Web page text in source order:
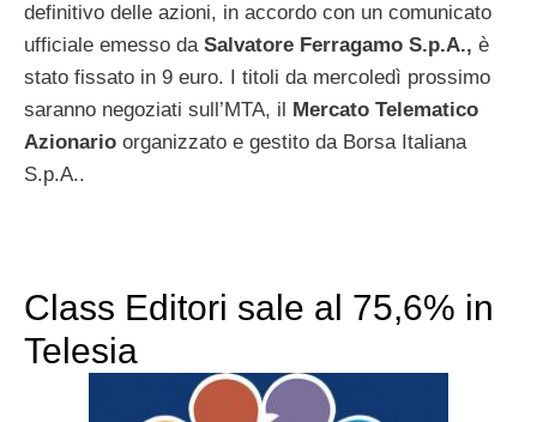
definitivo delle azioni, in accordo con un comunicato
ufficiale emesso daSalvatore Ferragamo S.p.A., è
stato fissato in 9 euro. I titoli da mercoledì prossimo
saranno negoziati sull’MTA, il
Mercato Telematico
Azionario organizzato e gestito da Borsa Italiana
S.p.A..
Class Editori sale al 75,6% in
Telesia